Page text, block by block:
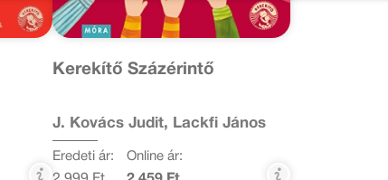
Kerekítő Százérintő
J. Kovács Judit, Lackfi János
Eredeti ár:
Online ár: